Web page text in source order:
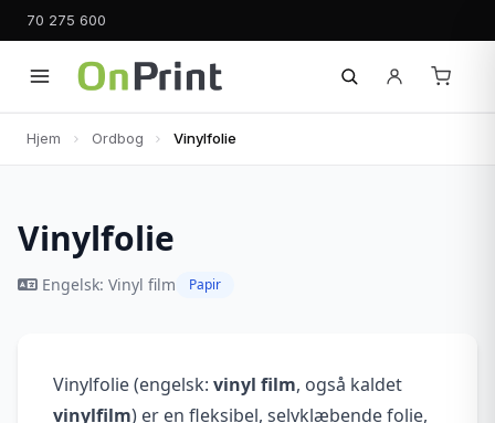
70 275 600
Hjem Ordbog Vinylfolie
Vinylfolie
Engelsk: Vinyl film Papir
Vinylfolie (engelsk: vinyl film, også kaldet
vinylfilm) er en fleksibel, selvklæbende folie,